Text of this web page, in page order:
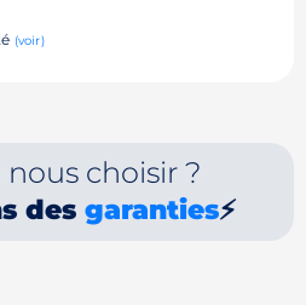
(voir)
choisir ?
desgaranties⚡